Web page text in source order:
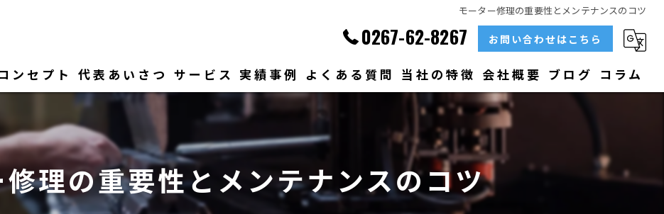
モーター修理の重要性とメンテナンスのコツ
0267-62-8267 お問い合わせはこちら
ンセプト 代表あいさつ サービス 実績事例 よくある質問 当社の特徴
ベアリング
大型
会社概要 ブログ コラム
理の重要性とメンテナンスのコツ